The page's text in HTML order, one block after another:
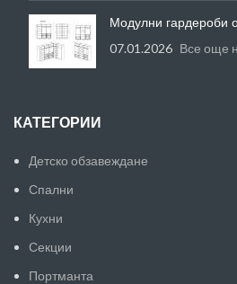
Модулни гардероби
07.01.2026 Все още
КАТЕГОРИИ
Детско обзавеждане
Спални
Кухни
Секции
Портманта